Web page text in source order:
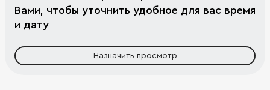
Вами, чтобы уточнить удобное для вас время
и дату
Назначить просмотр